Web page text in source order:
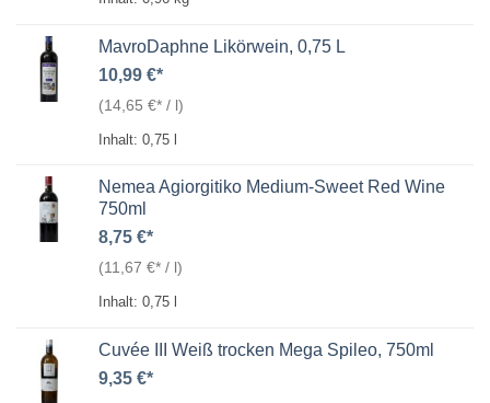
MavroDaphne Likörwein, 0,75 L
10,99 €
(14,65 € / l)
Inhalt: 0,75 l
Nemea Agiorgitiko Medium-Sweet Red Wine
750ml
8,75 €
(11,67 € / l)
Inhalt: 0,75
Cuvée III Weiß trocken Mega Spileo, 750ml
9,35 €